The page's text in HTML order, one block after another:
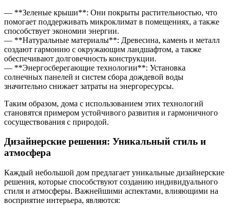
— **Зеленые крыши**: Они покрыты растительностью, что
помогает поддерживать микроклимат в помещениях, а также
способствует экономии энергии.
— **Натуральные материалы**: Древесина, камень и металл
создают гармонию с окружающим ландшафтом, а также
обеспечивают долговечность конструкции.
— **Энергосберегающие технологии**: Установка
солнечных панелей и систем сбора дождевой воды
значительно снижает затраты на энергоресурсы.
Таким образом, дома с использованием этих технологий
становятся примером устойчивого развития и гармоничного
сосуществования с природой.
Дизайнерские решения: Уникальный стиль и
атмосфера
Каждый небольшой дом предлагает уникальные дизайнерские
решения, которые способствуют созданию индивидуального
стиля и атмосферы. Важнейшими аспектами, влияющими на
восприятие интерьера, являются: